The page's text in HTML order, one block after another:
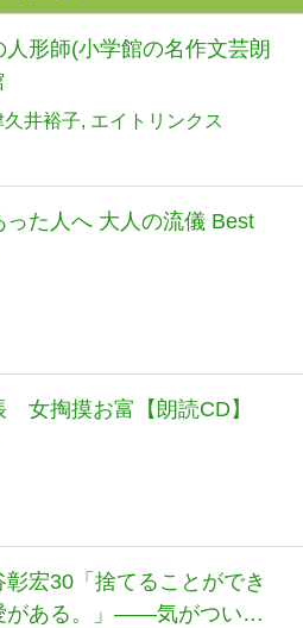
人形師(小学館の名作文芸朗
久井裕子 エイトリンクス
った人へ 大人の流儀 Best
女掏摸お富【朗読CD】
彰宏30「捨てることができ
がある。」――気がついた